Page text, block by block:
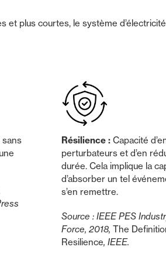
et plus courtes, le système
sans
Résilience : Capacité
perturbateurs et d’en
durée. Cela implique la
d’absorber un tel
s’en remettre.
Source : IEEE PES
Force, 2018, The
Resilience, IEEE.